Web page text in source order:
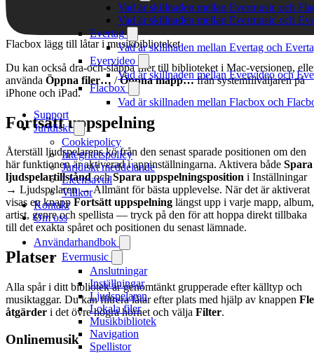
Vad är skillnaden mellan Evermusic och
Vad är skillnaden mellan Evermusic och
Evertag
Vad är skillnaden mellan Evertag och
Evervideo
Vad är skillnaden mellan Evervideo och
Flacbox
Vad är skillnaden mellan Flacbox och
Support
Juridiskt
Cookiepolicy
Integritetspolicy
Juridiskt meddelande
Licensavtal
Villkor
Kontakt
Om oss
Användarhandbok
Evermusic
Anslutningar
Inställningar
Ljudspelaren
Lokala filer
Musikbibliotek
Navigation
Spellistor
Flacbox lägg till låtar i musikbiblioteket
Du kan också dra-och-släppa filer till biblioteket i Mac-versionen,
använda Öppna filer… /Öppna mapp…från systemfilväljaren på
iPhone och iPad.
Fortsätt uppspelning
Återställ ljudspelarens kö från den senast sparade positionen om den
här funktionen är aktiverad i appinställningarna. Aktivera både Spara
ljudspelartillståndochSpara uppspelningsposition i Inställningar
→ Ljudspelaren → Allmänt för bästa upplevelse. När det är aktiverat
visas en knapp Fortsätt uppspelning längst upp i varje mapp, album,
artist, genre och spellista — tryck på den för att hoppa direkt tillbaka
till det exakta spåret och positionen du senast lämnade.
Platser
Alla spår i ditt bibliotek är genomtänkt grupperade efter källtyp och
musiktaggar. Du kan filtrera låtar efter plats med hjälp av knappen
åtgärder i det övre högra hörnet och välja Filter.
Onlinemusik